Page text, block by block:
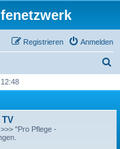
Anmelden
Registrieren
h
"Pro Pflege -